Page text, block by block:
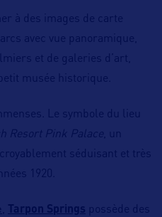
à des images de carte
avec vue panoramique,
et de galeries d’art,
musée historique.
Le symbole du lieu
Resort Pink Palace
, un
séduisant et très
1920.
Tarpon Springs possède des